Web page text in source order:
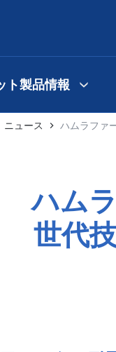
ト製品情報
ニュース ハムラファ
ハム
世代